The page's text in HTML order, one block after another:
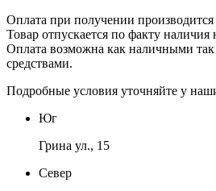
Оплата при получении производится
Товар отпускается по факту наличия
Оплата возможна как наличными
средствами.
Подробные условия уточняйте у
Юг
Грина ул., 15
Север